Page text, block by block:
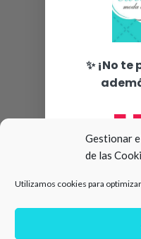
Gestionar
de las
Utilizamos cookies para
✨ ¡No
Número de